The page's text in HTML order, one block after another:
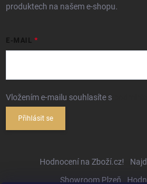
produktech na našem e-shopu.
E-MAIL
Vložením e-mailu souhlasíte s
Přihlásit se
Hodnocení na Zboží.cz!
Showroom Plzeň